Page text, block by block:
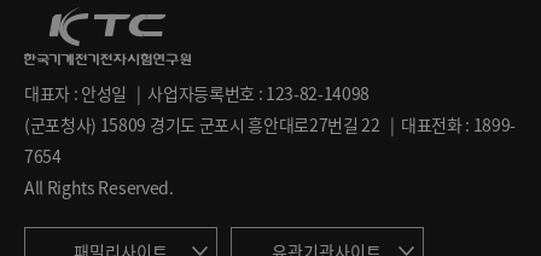
대표자 : 안성일 | 사업자등록번호 : 123-82-14098
(군포청사) 15809 경기도 군포시 흥안대로27번길 22 | 대표전화 : 1899-
7654
All Rights Reserved.